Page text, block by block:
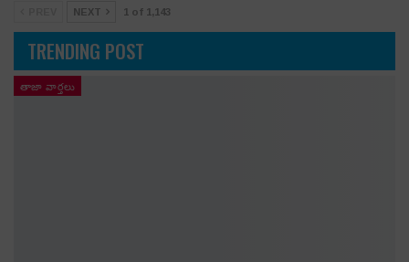
NEXT 1 of 1,143
TRENDING POST
తాజా వార్తలు